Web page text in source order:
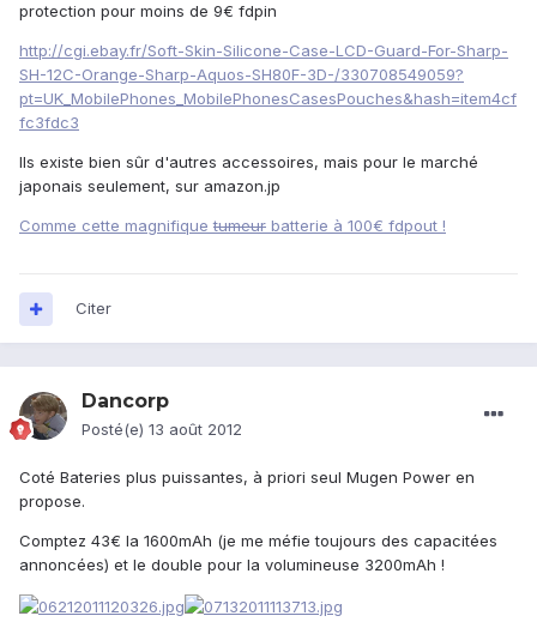
protection pour moins de 9€ fdpin
http://cgi.ebay.fr/Soft-Skin-Silicone-Case-LCD-Guard-For-Sharp-
SH-12C-Orange-Sharp-Aquos-SH80F-3D-/330708549059?
pt=UK_MobilePhones_MobilePhonesCasesPouches&hash=item4cf
fc3fdc3
Ils existe bien sûr d'autres accessoires, mais pour le marché
japonais seulement, sur amazon.jp
Comme cette magnifiquetumeur batterie à 100€ fdpout !
Citer
Dancorp
Posté(e) 13 août 2012
Coté Bateries plus puissantes, à priori seul Mugen Power en
propose.
Comptez 43€ la 1600mAh (je me méfie toujours des capacitées
annoncées) et le double pour la volumineuse 3200mAh !